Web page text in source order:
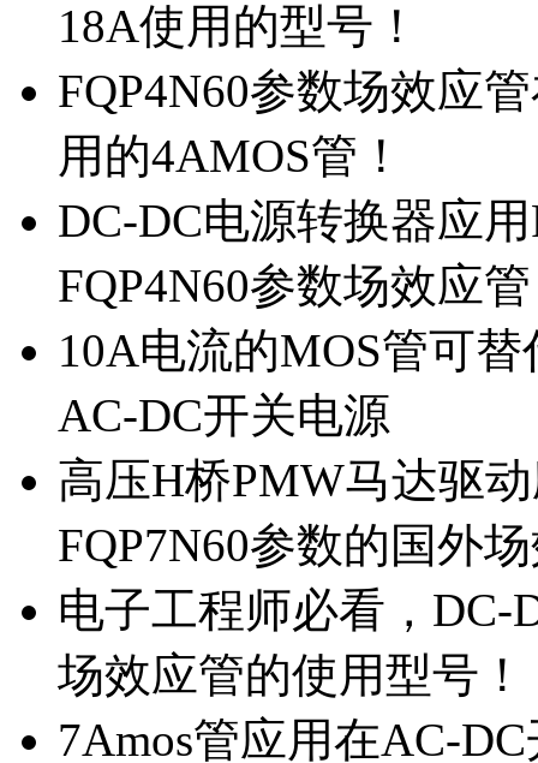
18A使用的型号！
FQP4N60参数场效应
用的4AMOS管！
DC-DC电源转换器应
FQP4N60参数场效应
10A电流的MOS管可
AC-DC开关电源
高压H桥PMW马达驱
FQP7N60参数的国外
电子工程师必看，DC-
场效应管的使用型号！
7Amos管应用在AC-